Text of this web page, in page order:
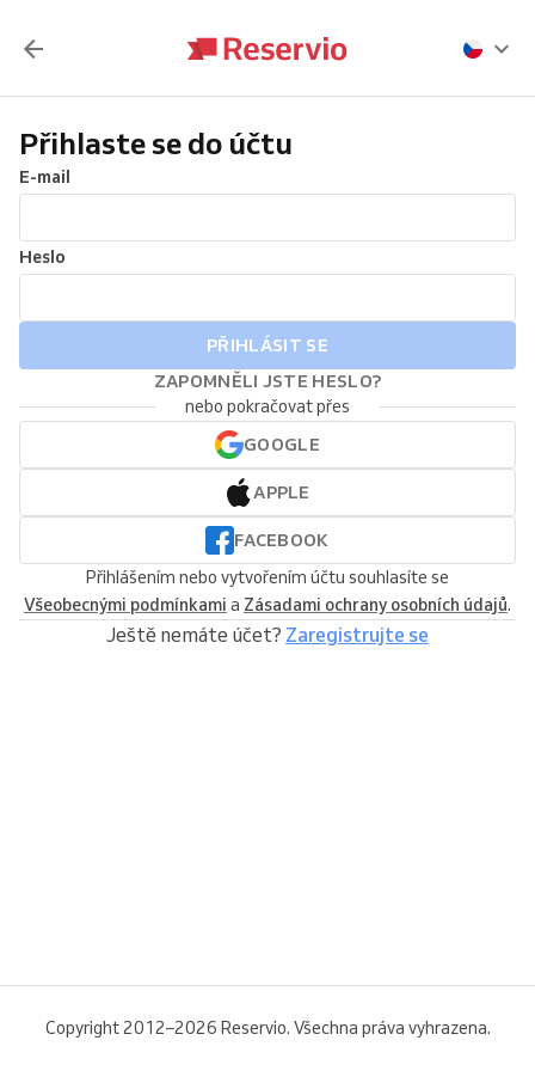
Přihlaste se do účtu
E-mail
Heslo
PŘIHLÁSIT SE
ZAPOMNĚLI JSTE HESLO?
nebo pokračovat přes
GOOGLE
APPLE
FACEBOOK
Přihlášením nebo vytvořením účtu souhlasíte se
Všeobecnými podmínkami a Zásadami ochrany osobních údajů.
Ještě nemáte účet? Zaregistrujte se
Copyright 2012–2026 Reservio. Všechna práva vyhrazena.